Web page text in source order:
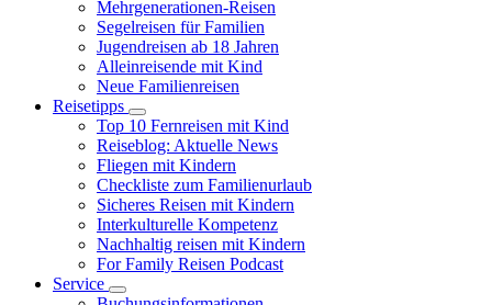
Mehrgenerationen-Reisen
Segelreisen für Familien
Jugendreisen ab 18 Jahren
Alleinreisende mit Kind
Neue Familienreisen
Reisetipps
Top 10 Fernreisen mit Kind
Reiseblog: Aktuelle News
Fliegen mit Kindern
Checkliste zum Familienurlaub
Sicheres Reisen mit Kindern
Interkulturelle Kompetenz
Nachhaltig reisen mit Kindern
For Family Reisen Podcast
Service